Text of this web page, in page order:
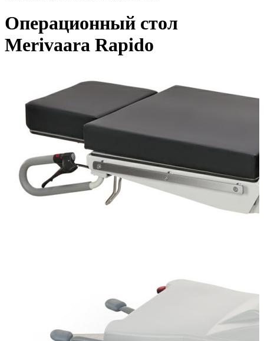
Операционный стол
Merivaara Rapido